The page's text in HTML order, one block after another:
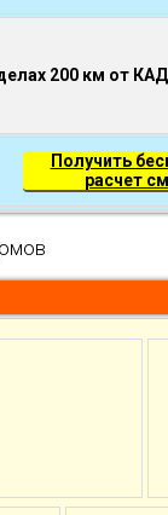
200 км от
Получить
расчет